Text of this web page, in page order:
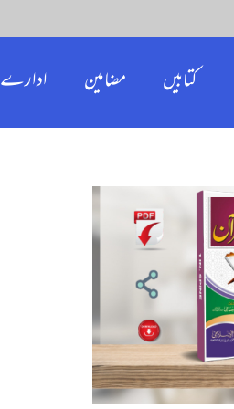
کتابیں مضامین ادارے